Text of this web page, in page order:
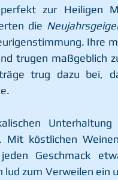
zur Heiligen
die
Ihre
trugen maßgeblich
trug dazu bei,
Mit köstlichen
Geschmack
lud zum Verweilen